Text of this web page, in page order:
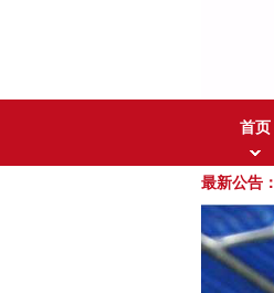
首页
最新公告：